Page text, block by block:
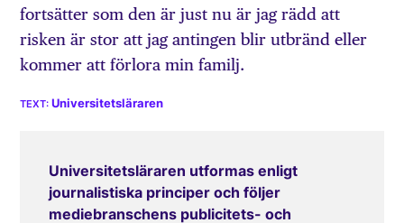
fortsätter som den är just nu är jag rädd att
risken är stor att jag antingen blir utbränd eller
kommer att förlora min familj.
Universitetsläraren
Universitetsläraren utformas enligt
journalistiska principer och följer
mediebranschens publicitets- och